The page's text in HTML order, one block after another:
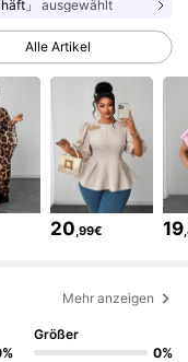
」 ausgewählt
Alle Artikel
20,99€ 19
Mehr anzeigen
Größer
0%